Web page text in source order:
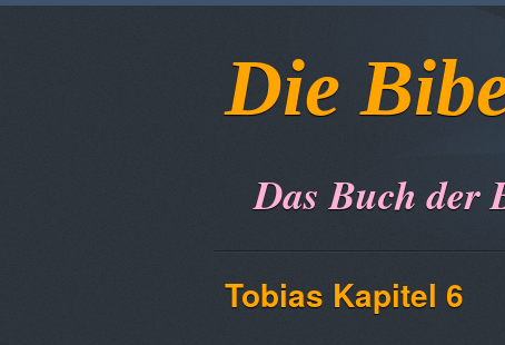
Die
Das Buch der
Tobias Kapitel 6